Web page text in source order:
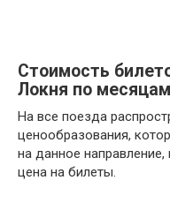
Стоимость
Локня по месяцам
На все поезда
ценообразования,
на данное
цена на билеты.